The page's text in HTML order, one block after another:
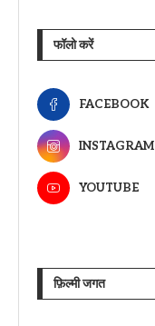
फॉलो करें
FACEBOOK
INSTAGRAM
YOUTUBE
फ़िल्मी जगत